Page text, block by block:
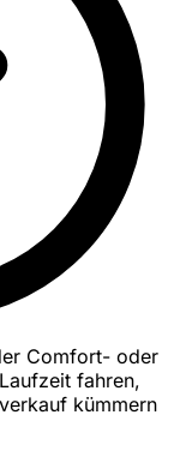
Comfort- oder
fahren,
kümmern